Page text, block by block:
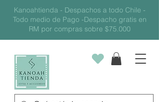
Kanoahtienda - Despachos a todo Chile -
Todo medio de Pago -Despacho gratis en
RM por compras sobre $75.000